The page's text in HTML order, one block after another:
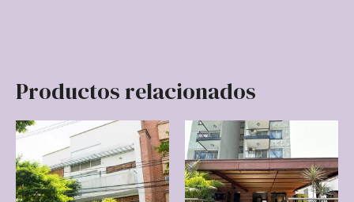
Productos relacionados